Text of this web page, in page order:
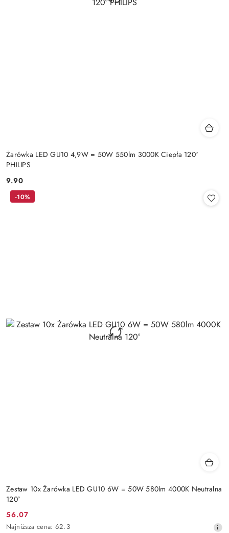
Żarówka LED GU10 4,9W = 50W 550lm 3000K Ciepła 120°
PHILIPS
Cena:
9.90
Zestaw 10x Żarówka LED GU10 6W = 50W 580lm 4000K Neutralna
120°
Cena
56.07
Najniższa
Najniższa cena: 62.3
-10%